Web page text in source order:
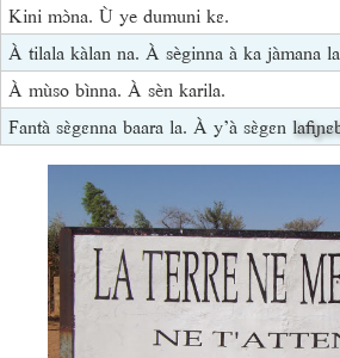
Kini mɔ̀na. Ù ye dumuni kɛ.
À tilala kàlan na. À sèginna à ka jàmana
À mùso bìnna. À sèn karila.
Fantà sɛ̀gɛnna baara la. À y’à sɛ̀gɛn